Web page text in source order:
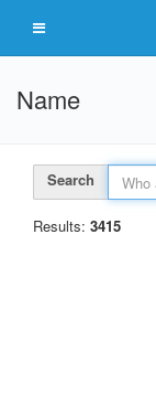
Name
Search
Results: 3415